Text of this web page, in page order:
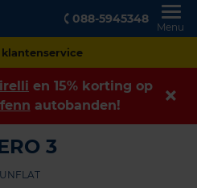
088-5945348
Menu
betalen
en 15% korting op
autobanden!
3